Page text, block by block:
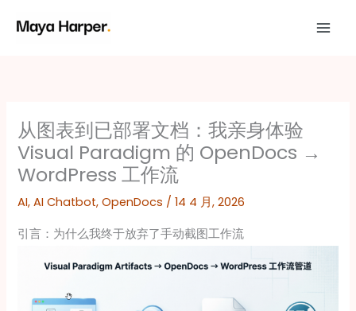
从图表到已部署文档：我亲身体验
Visual Paradigm 的 OpenDocs →
WordPress 工作流
AI,AI Chatbot,OpenDocs /14 4 月, 2026
引言：为什么我终于放弃了手动截图工作流